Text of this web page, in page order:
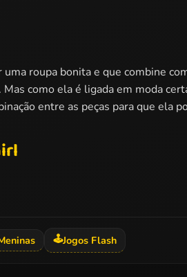
roupa bonita e que combine
como ela é ligada em moda
entre as peças para que
🕹️Jogos Flash